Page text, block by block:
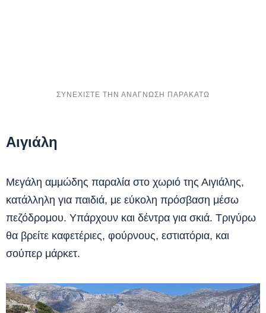
Αιγιάλη
Μεγάλη αμμώδης παραλία στο χωριό της Αιγιάλης,
κατάλληλη για παιδιά, με εύκολη πρόσβαση μέσω
πεζόδρομου. Υπάρχουν και δέντρα για σκιά. Τριγύρω
θα βρείτε καφετέριες, φούρνους, εστιατόρια, και
σούπερ μάρκετ.